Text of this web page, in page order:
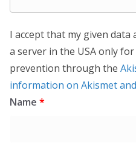
I accept that my given data
a server in the USA only
prevention through the
information on Akismet and
Name *